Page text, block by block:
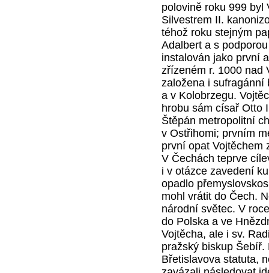
polovině roku 999 byl
Silvestrem II.
téhož roku stejným
Adalbert a s
instalován jako první
zřízeném r. 1000 nad
založena i sufragánní
a v Kolobrzegu.
hrobu sám císař Otto
Štěpán metropolitní
v Ostřihomi; prvním
první opat Vojtěchem
V Čechách teprve
i v otázce zavedení
opadlo
mohl vrátit do Čech.
národní světec. V
do Polska a ve
Vojtěcha, ale i sv.
pražský biskup Šebíř.
Břetislavova statuta,